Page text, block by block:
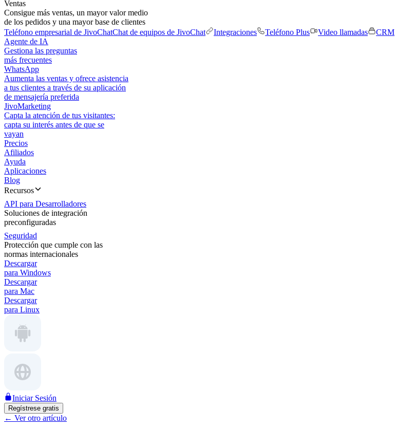
Ventas
Consigue más ventas, un mayor valor medio
de los pedidos y una mayor base de clientes
Teléfono empresarial de JivoChatChat de equipos de JivoChat Integraciones Teléfono Plus Video llamadas
CRM
Agente de IA
Gestiona las preguntas
más frecuentes
WhatsApp
Aumenta las ventas y ofrece asistencia
a tus clientes a través de su aplicación
de mensajería preferida
JivoMarketing
Capta la atención de tus visitantes:
capta su interés antes de que se
vayan
Precios
Afiliados
Ayuda
Aplicaciones
Blog
Recursos
API para Desarrolladores
Soluciones de integración
preconfiguradas
Seguridad
Protección que cumple con las
normas internacionales
Descargar
para Windows
Descargar
para Mac
Descargar
para Linux
Iniciar Sesión
Regístrese gratis
← Ver otro artículo